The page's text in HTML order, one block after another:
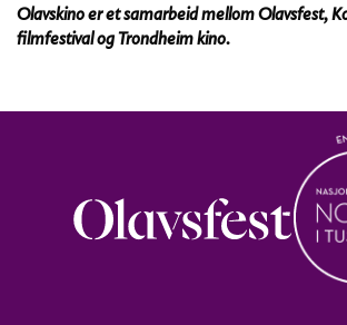
Olavskino er et samarbeid mellom Olavsfest,
filmfestival og Trondheim kino.